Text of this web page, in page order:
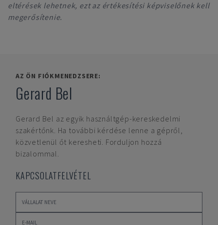
eltérések lehetnek, ezt az értékesítési képviselőnek kell
megerősítenie.
AZ ÖN FIÓKMENEDZSERE:
Gerard Bel
Gerard Bel az egyik használtgép-kereskedelmi
szakértőnk. Ha további kérdése lenne a gépről,
közvetlenül őt keresheti. Forduljon hozzá
bizalommal.
KAPCSOLATFELVÉTEL